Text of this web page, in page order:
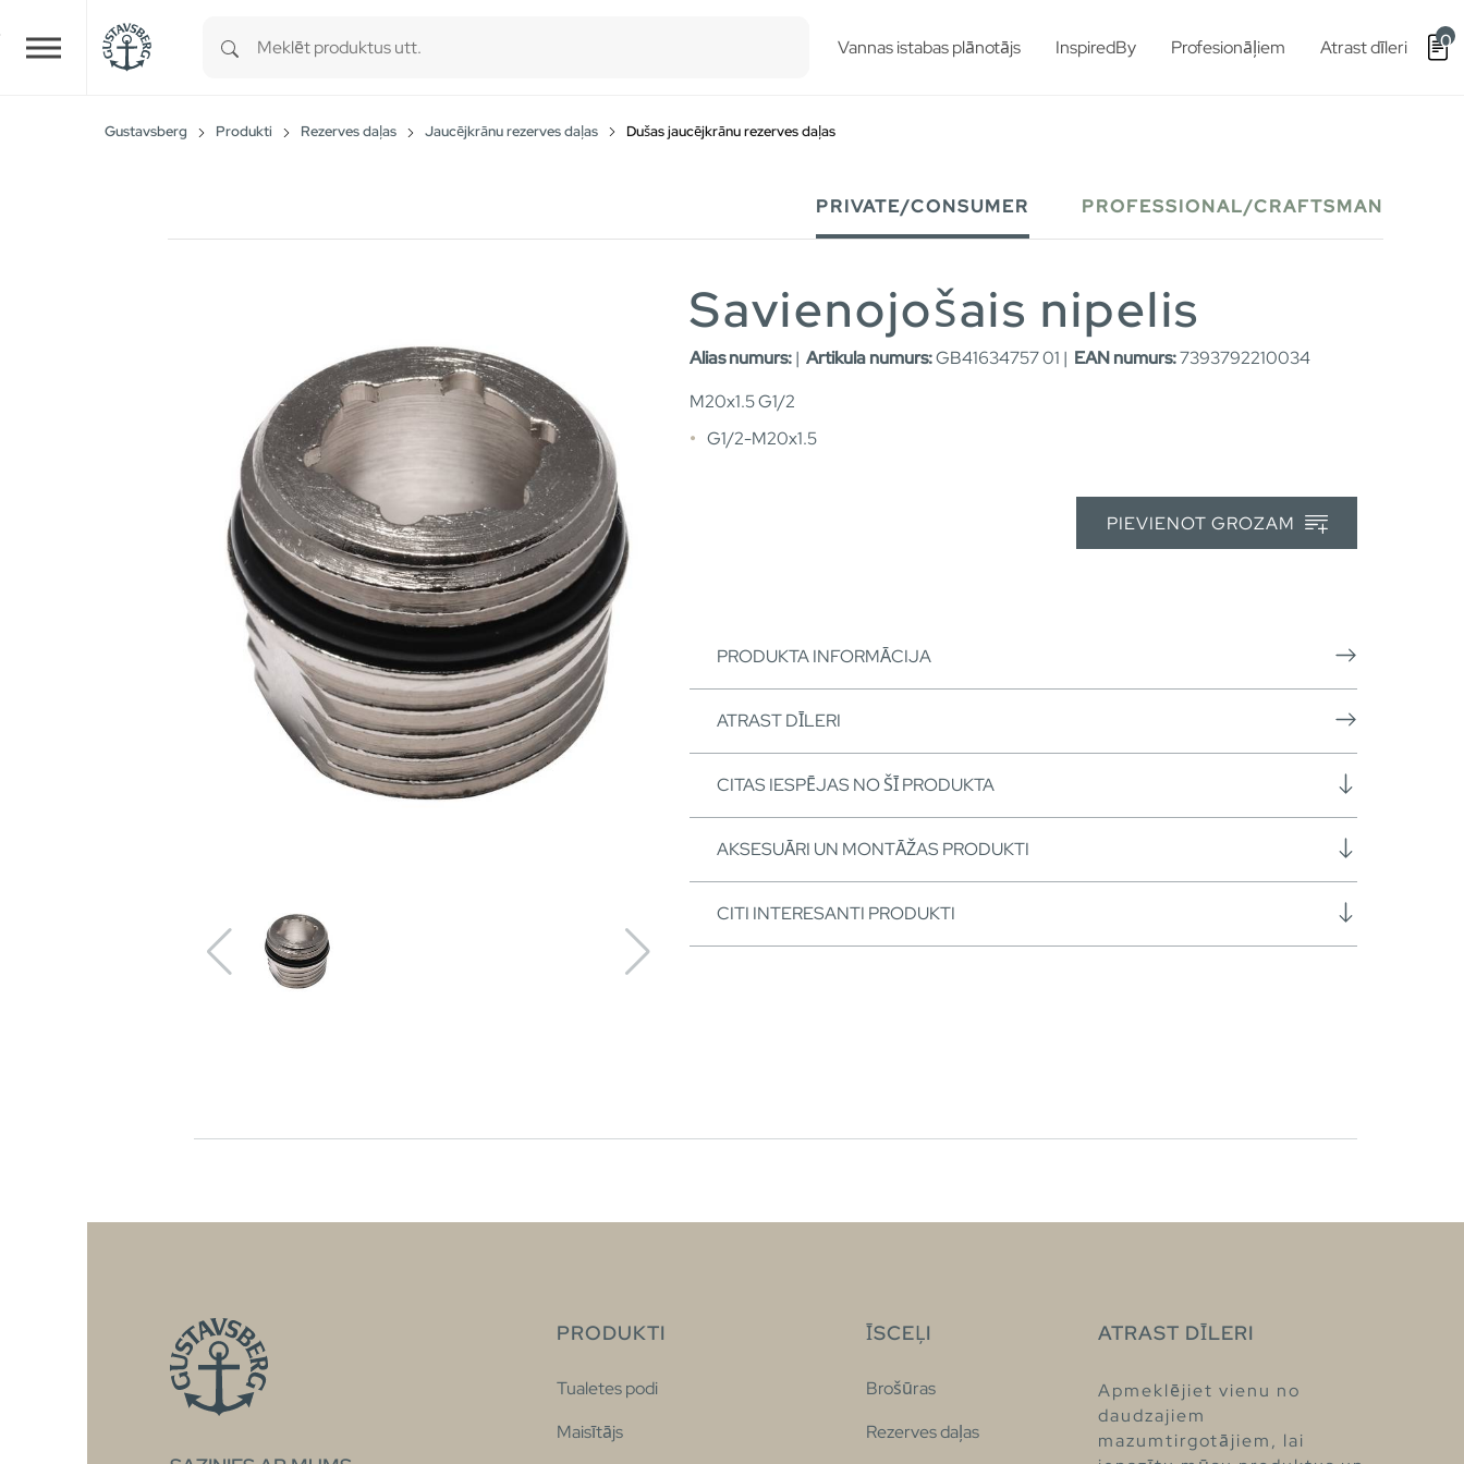
Skip to main content Vannas istabas plānotājs InspiredBy Profesionāļiem Atrast dīleri 0
Gustavsberg Produkti Rezerves daļas Jaucējkrānu rezerves daļas Dušas jaucējkrānu rezerves daļas
PRIVATE/CONSUMER PROFESSIONAL/CRAFTSMAN
Savienojošais nipelis
Alias numurs:| Artikula numurs:GB41634757 01 | EAN numurs:7393792210034
M20x1.5 G1/2
G1/2-M20x1.5
PIEVIENOT GROZAM
PRODUKTA INFORMĀCIJA
ATRAST DĪLERI
CITAS IESPĒJAS NO ŠĪ PRODUKTA
AKSESUĀRI UN MONTĀŽAS PRODUKTI
CITI INTERESANTI PRODUKTI
PRODUKTI
Tualetes podi
Maisītājs
ĪSCEĻI
Brošūras
Rezerves daļas
ATRAST DĪLERI
Apmeklējiet vienu no
daudzajiem
mazumtirgotājiem, lai